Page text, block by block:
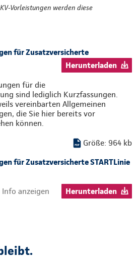
Vorleistungen werden diese
für Zusatzversicherte
Herunterladen
für die
sind lediglich Kurzfassungen.
vereinbarten Allgemeinen
die Sie hier bereits vor
können.
Größe: 964 kb
für Zusatzversicherte STARTLinie
Info anzeigen
Herunterladen